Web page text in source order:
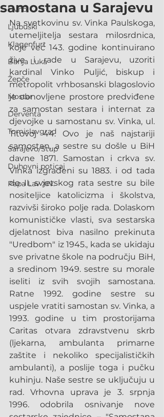
Livno
Ljubuški
Klagenfurt
Banja Luka
Žepče
Mostar
Derventa
Tomislavgrad
Sarajevo/Stup
Duhovni poticaj
Papa Lav XIV.
samostana u Sarajevu
Na svetkovinu sv. Vinka Paulskoga,
utemeljitelja sestara milosrdnica,
koje već 143. godine kontinuirano
žive i rade u Sarajevu, uzoriti
kardinal Vinko Puljić, biskup i
metropolit vrhbosanski blagoslovio
je obnovljene prostore predviđene
za samostan sestara i internat za
djevojke u samostanu sv. Vinka, ul.
Titovoj 44. Ovo je naš najstariji
samostan, a sestre su došle u BiH
davne 1871. Samostan i crkva sv.
Vinka izgrađeni su 1883. i od tada
do II. svjetskog rata sestre su bile
nositeljice katolicizma i školstva,
razvivši široko polje rada. Dolaskom
komunističke vlasti, sva sestarska
djelatnost biva nasilno prekinuta
"Uredbom" iz 1945., kada se ukidaju
sve privatne škole na području BiH,
a sredinom 1949. sestre su morale
iseliti iz svih svojih samostana.
Ratne 1992. godine sestre su
uspjele vratiti samostan sv. Vinka, a
1993. godine u tim prostorijama
Caritas otvara zdravstvenu skrb
(ljekarna, ambulanta primarne
zaštite i nekoliko specijalističkih
ambulanti), a poslije toga i pučku
kuhinju. Naše sestre se uključuju u
rad. Vrhovna uprava je 3. srpnja
1996. odobrila osnivanje nove